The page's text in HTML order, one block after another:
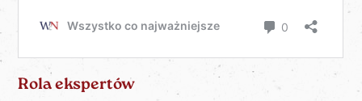
Rola ekspertów